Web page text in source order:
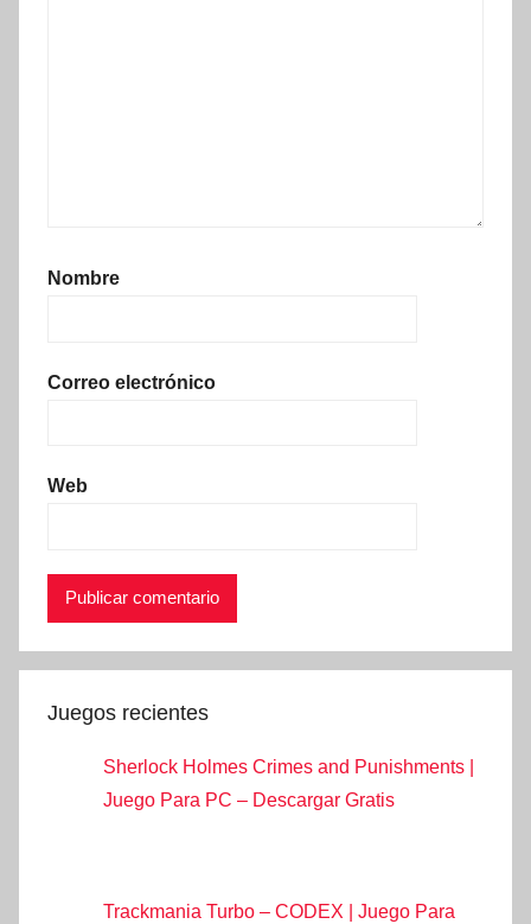
Nombre
Correo electrónico
Web
Juegos recientes
Sherlock Holmes Crimes and Punishments |
Juego Para PC – Descargar Gratis
Trackmania Turbo – CODEX | Juego Para